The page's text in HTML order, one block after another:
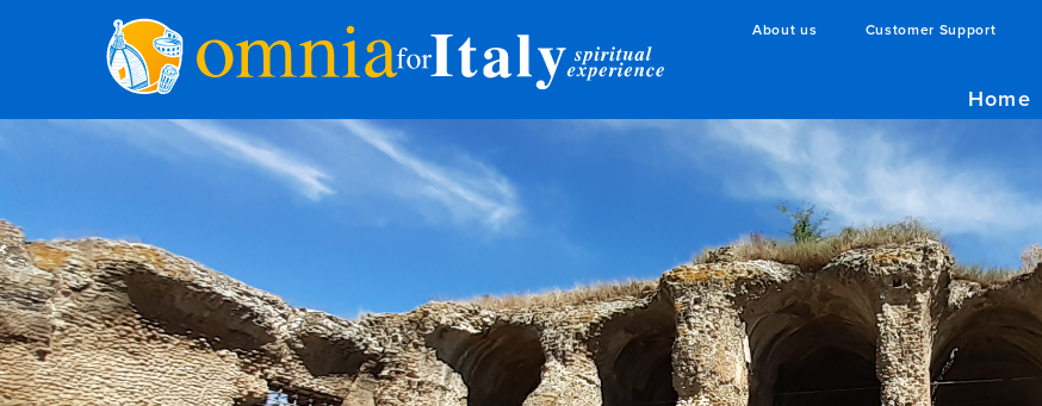
About us Customer Support
Home